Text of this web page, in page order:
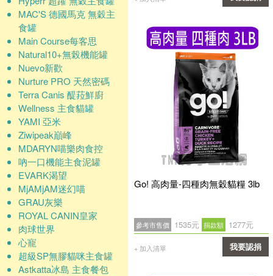
MAC'S 德國馬克 無穀主
食罐
Main Course每客思
Natural10+無榖機能罐
Nuevo新歡
Nurture PRO 天然密碼
Terra Canis 醍菈鮮廚
Wellness 主食貓罐
YAMI 亞米
Ziwipeak巔峰
MDARYN喵樂肉食控
吶一口機能主食泥罐
EVARK渴望
MjAMjAM迷幻喵
GRAU灰樂
ROYAL CANIN皇家
肉球世界
心寵
超級SP無膠貓咪主食罐
Astkatta冰島 主食餐包
Go! 高肉量-四種肉無穀貓糧 3lb
參考市售價 1535元 捐款額 1277元
+ 加入清單 我要認捐